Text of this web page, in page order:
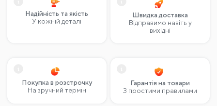
Надійність та якість
У кожній деталі
Швидка доставка
Відправимо навіть у
вихідні
Покупка в розстрочку
На зручний термін
Гарантія на товари
З простими правилами